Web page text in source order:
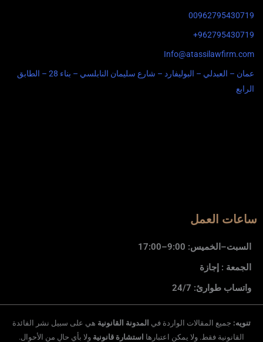
00962795430719
962795430719+
Info@atassilawfirm.com
عمان – العبدلي – البوليفارد – شارع سليمان النابلسي – بناء 28 – الطابق
الرابع
ساعات العمل
السبت–الخميس: 9:00–17:00
الجمعة : إجازة
واتساب طوارئ: 24/7
تنويه: جميع المقالات الواردة في المدونة القانونية هي على سبيل نشر الفائدة
القانونية فقط. ولا يمكن اعتبارها استشارة قانونية ولا بأي حالٍ من الأحوال.